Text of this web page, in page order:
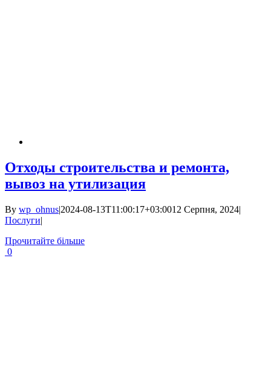
Отходы строительства и ремонта,
вывоз на утилизация
By wp_ohnus|2024-08-13T11:00:17+03:0012 Серпня, 2024|
Послуги|
Прочитайте більше
0